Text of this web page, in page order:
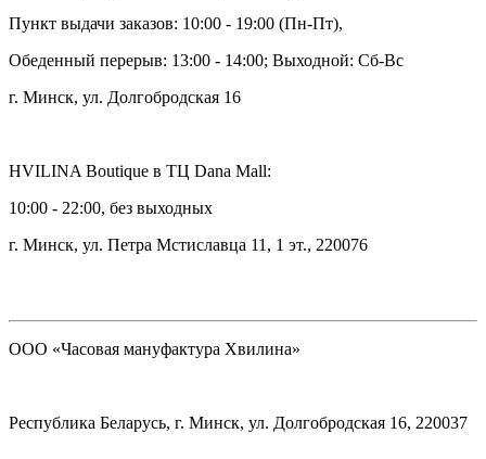
Пункт выдачи заказов: 10:00 - 19:00 (Пн-Пт),
Обеденный перерыв: 13:00 - 14:00; Выходной: Сб-Вс
г. Минск, ул. Долгобродская 16
HVILINA Boutique в ТЦ Dana Mall:
10:00 - 22:00, без выходных
г. Минск, ул. Петра Мстиславца 11, 1 эт., 220076
ООО «Часовая мануфактура Хвилина»
Республика Беларусь, г. Минск, ул. Долгобродская 16, 220037